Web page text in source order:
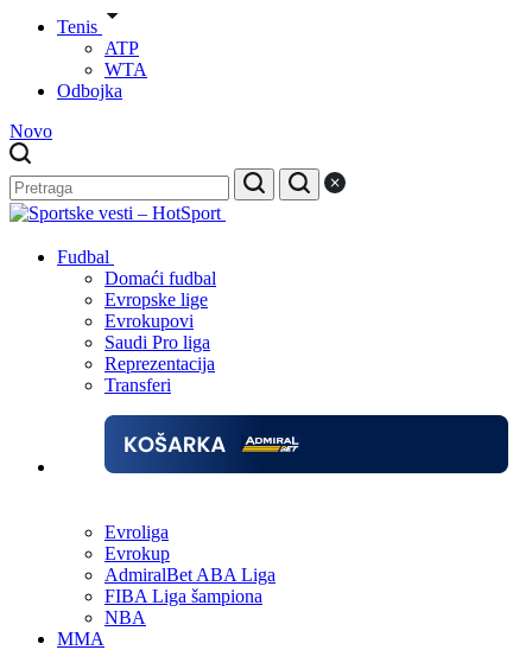
Tenis
ATP
WTA
Odbojka
Novo
Fudbal
Domaći fudbal
Evropske lige
Evrokupovi
Saudi Pro liga
Reprezentacija
Transferi
Evroliga
Evrokup
AdmiralBet ABA Liga
FIBA Liga šampiona
NBA
MMA